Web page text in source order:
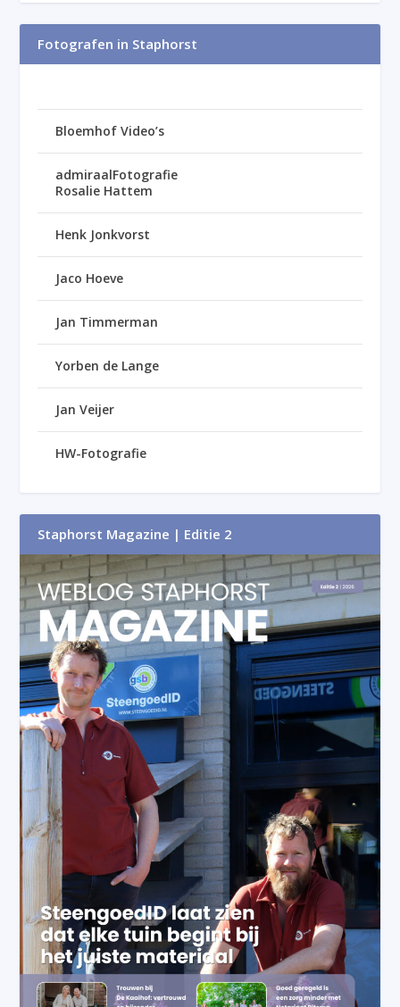
Fotografen in Staphorst
Bloemhof Video’s
admiraalFotografie
Rosalie Hattem
Henk Jonkvorst
Jaco Hoeve
Jan Timmerman
Yorben de Lange
Jan Veijer
HW-Fotografie
Staphorst Magazine | Editie 2